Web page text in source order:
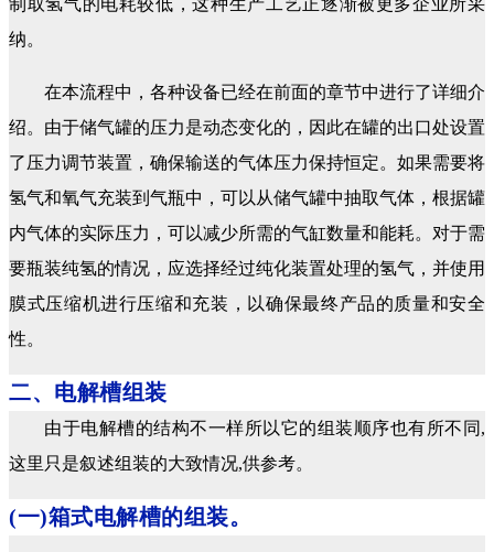
制取氢气的电耗较低，这种生产工艺正逐渐被更多企业所采
纳。
在本流程中，各种设备已经在前面的章节中进行了详细介
绍。由于储气罐的压力是动态变化的，因此在罐的出口处设置
了压力调节装置，确保输送的气体压力保持恒定。如果需要将
氢气和氧气充装到气瓶中，可以从储气罐中抽取气体，根据罐
内气体的实际压力，可以减少所需的气缸数量和能耗。对于需
要瓶装纯氢的情况，应选择经过纯化装置处理的氢气，并使用
膜式压缩机进行压缩和充装，以确保最终产品的质量和安全
性。
二、电解槽组装
由于电解槽的结构不一样所以它的组装顺序也有所不同,
这里只是叙述组装的大致情况,供参考。
(一)箱式电解槽的组装。